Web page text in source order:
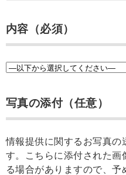
内容（必須）
写真の添付（任意）
情報提供に関するお写真の
す。こちらに添付された
る場合がありますので、予